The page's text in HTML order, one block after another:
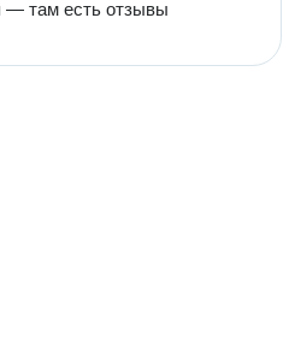
— там есть отзывы